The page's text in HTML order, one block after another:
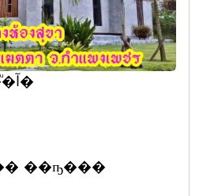
#�س���ѵ���ͧ�آ�
��ҧ���